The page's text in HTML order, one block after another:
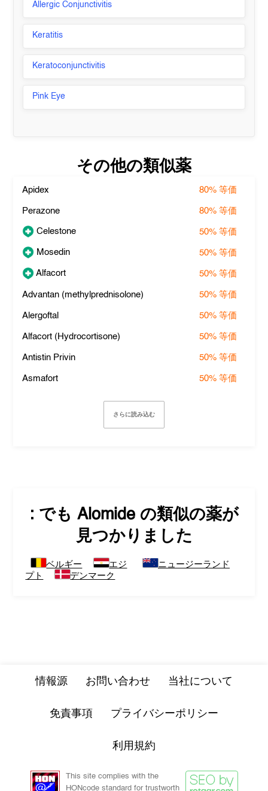
Allergic Conjunctivitis
Keratitis
Keratoconjunctivitis
Pink Eye
その他の類似薬
Apidex 80%等価
Perazone 80%等価
Celestone 50%等価
Mosedin 50%等価
Alfacort 50%等価
Advantan (methylprednisolone) 50%等価
Alergoftal 50%等価
Alfacort (Hydrocortisone) 50%等価
Antistin Privin 50%等価
Asmafort 50%等価
さらに読み込む
: でも Alomide の類似の薬が
見つかりました
ベルギー
エジ
プト
デンマーク
ニュージーランド
情報源 お問い合わせ 当社について
免責事項 プライバシーポリシー
利用規約
This site complies with the
HONcode standard for trustworth